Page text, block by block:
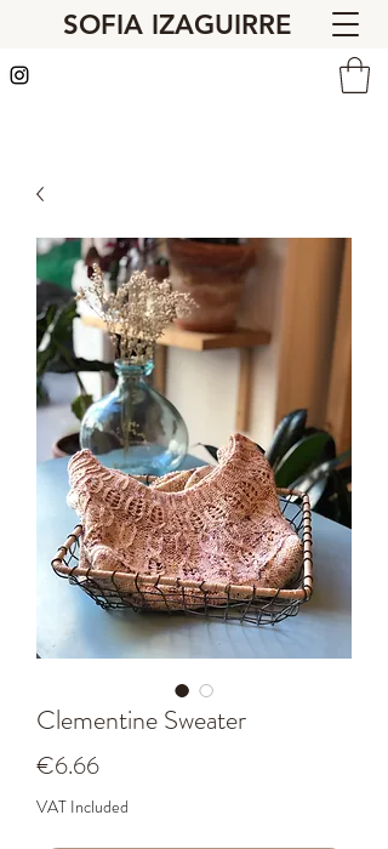
SOFIA IZAGUIRRE
Clementine Sweater
€6.66Price
VAT Included